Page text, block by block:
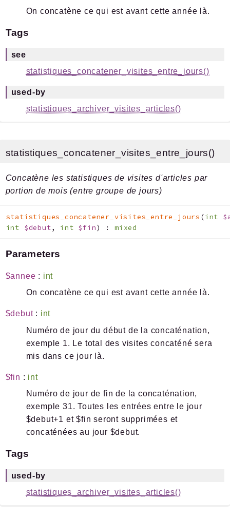
On concatène ce qui est avant cette année là.
Tags
see
statistiques_concatener_visites_entre_jours()
used-by
statistiques_archiver_visites_articles()
statistiques_concatener_visites_entre_jours()
Concatène les statistiques de visites d'articles par
portion de mois (entre groupe de jours)
statistiques_concatener_visites_entre_jours (int
int $debut, int $fin) : mixed
Parameters
$annee : int
On concatène ce qui est avant cette année là.
$debut: int
Numéro de jour du début de la concaténation,
exemple 1. Le total des visites concaténé sera
mis dans ce jour là.
$fin : int
Numéro de jour de fin de la concaténation,
exemple 31. Toutes les entrées entre le jour
$debut+1 et $fin seront supprimées et
concaténées au jour $debut.
Tags
used-by
statistiques_archiver_visites_articles()